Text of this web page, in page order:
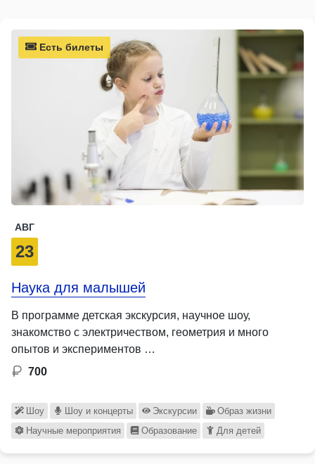
Есть билеты
АВГ
23
Наука для малышей
В программе детская экскурсия, научное шоу,
знакомство с электричеством, геометрия и много
опытов и экспериментов …
700
Шоу Шоу и концерты Экскурсии
Образ жизни
Научные мероприятия
Образование Для детей